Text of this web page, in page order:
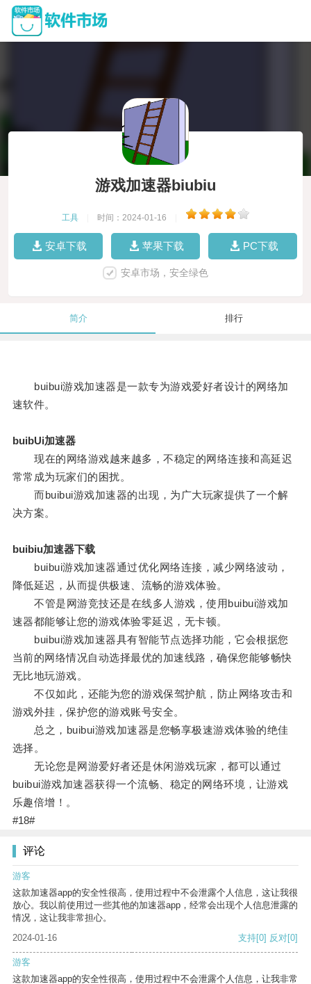
游戏加速器biubiu
工具 时间：2024-01-16
安卓下载 苹果下载 PC下载
安卓市场，安全绿色
简介 排行
buibui游戏加速器是一款专为游戏爱好者设计的网络加
速软件。
buibUi加速器
现在的网络游戏越来越多，不稳定的网络连接和高延迟
常常成为玩家们的困扰。
而buibui游戏加速器的出现，为广大玩家提供了一个解
决方案。
buibiu加速器下载
buibui游戏加速器通过优化网络连接，减少网络波动，
降低延迟，从而提供极速、流畅的游戏体验。
不管是网游竞技还是在线多人游戏，使用buibui游戏加
速器都能够让您的游戏体验零延迟，无卡顿。
buibui游戏加速器具有智能节点选择功能，它会根据您
当前的网络情况自动选择最优的加速线路，确保您能够畅快
无比地玩游戏。
不仅如此，还能为您的游戏保驾护航，防止网络攻击和
游戏外挂，保护您的游戏账号安全。
总之，buibui游戏加速器是您畅享极速游戏体验的绝佳
选择。
无论您是网游爱好者还是休闲游戏玩家，都可以通过
buibui游戏加速器获得一个流畅、稳定的网络环境，让游戏
乐趣倍增！。
#18#
评论
游客
这款加速器app的安全性很高，使用过程中不会泄露个人信息，这让我很
放心。我以前使用过一些其他的加速器app，经常会出现个人信息泄露的
情况，这让我非常担心。
2024-01-16
支持[0] 反对[0]
游客
这款加速器app的安全性很高，使用过程中不会泄露个人信息，让我非常